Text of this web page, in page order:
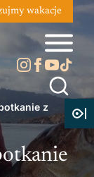
wakacje
z